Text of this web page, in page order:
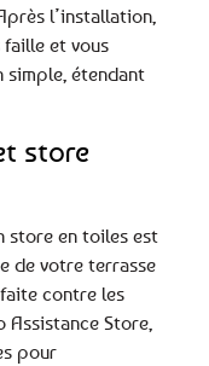
l’installation,
faille et vous
simple, étendant
store
store en toiles est
de votre terrasse
contre les
Assistance Store,
pour